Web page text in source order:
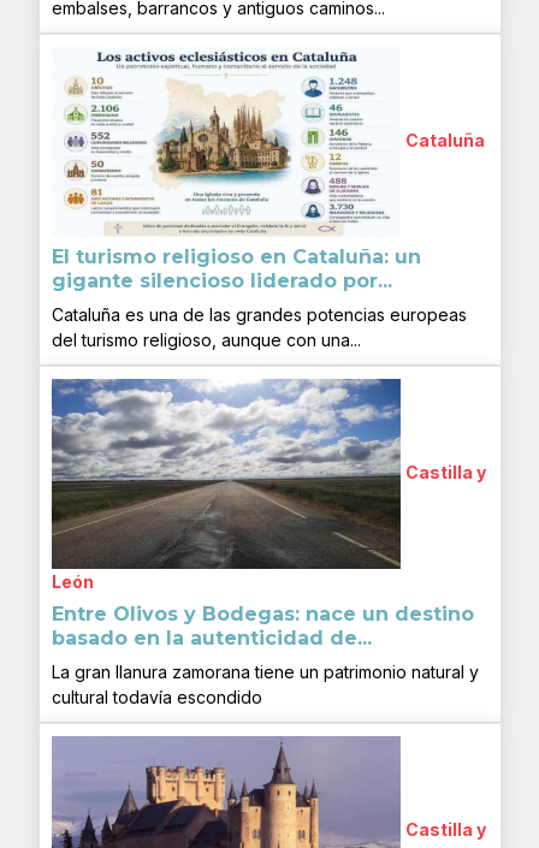
embalses, barrancos y antiguos caminos...
Cataluña
El turismo religioso en Cataluña: un
gigante silencioso liderado por...
Cataluña es una de las grandes potencias europeas
del turismo religioso, aunque con una...
Castilla y
León
Entre Olivos y Bodegas: nace un destino
basado en la autenticidad de...
La gran llanura zamorana tiene un patrimonio natural y
cultural todavía escondido
Castilla y